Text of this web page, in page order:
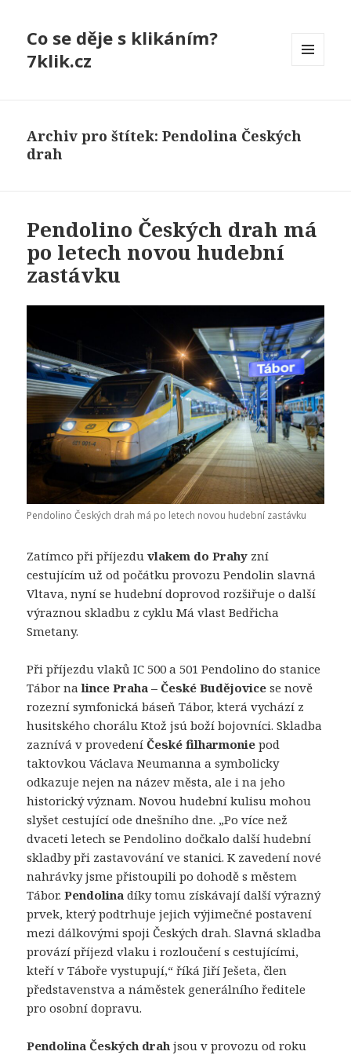
Co se děje s klikáním?
7klik.cz
Archiv pro štítek: Pendolina Českých
drah
Pendolino Českých drah má
po letech novou hudební
zastávku
Pendolino Českých drah má po letech novou hudební zastávku
Zatímco při příjezduvlakem do Prahy zní
cestujícím už od počátku provozu Pendolin slavná
Vltava, nyní se hudební doprovod rozšiřuje o další
výraznou skladbu z cyklu Má vlast Bedřicha
Smetany.
Při příjezdu vlaků IC 500 a 501 Pendolino do stanice
Tábor nalince Praha – České Budějovice se nově
rozezní symfonická báseň Tábor, která vychází z
husitského chorálu Ktož jsú boží bojovníci. Skladba
zaznívá v provedeníČeské filharmonie pod
taktovkou Václava Neumanna a symbolicky
odkazuje nejen na název města, ale i na jeho
historický význam. Novou hudební kulisu mohou
slyšet cestující ode dnešního dne. „Po více než
dvaceti letech se Pendolino dočkalo další hudební
skladby při zastavování ve stanici. K zavedení nové
nahrávky jsme přistoupili po dohodě s městem
Tábor.Pendolina díky tomu získávají další výrazný
prvek, který podtrhuje jejich výjimečné postavení
mezi dálkovými spoji Českých drah. Slavná skladba
provází příjezd vlaku i rozloučení s cestujícími,
kteří v Táboře vystupují,“ říká Jiří Ješeta, člen
představenstva a náměstek generálního ředitele
pro osobní dopravu.
Pendolina Českých drah jsou v provozu od roku